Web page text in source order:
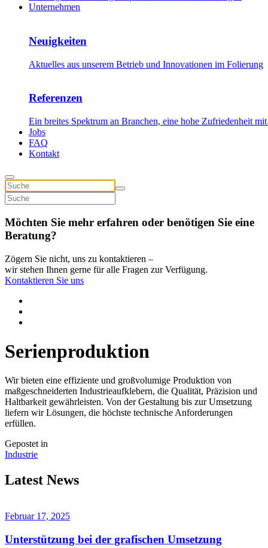
Unternehmen
Neuigkeiten
Aktuelles aus unserem Betrieb und Innovationen im Folierung
Referenzen
Ein breites Spektrum an Branchen, eine hohe Zufriedenheit
Jobs
FAQ
Kontakt
Möchten Sie mehr erfahren oder benötigen Sie eine
Beratung?
Zögern Sie nicht, uns zu kontaktieren –
wir stehen Ihnen gerne für alle Fragen zur Verfügung.
Kontaktieren Sie uns
Serienproduktion
Wir bieten eine effiziente und großvolumige Produktion von
maßgeschneiderten Industrieaufklebern, die Qualität, Präzision und
Haltbarkeit gewährleisten. Von der Gestaltung bis zur Umsetzung
liefern wir Lösungen, die höchste technische Anforderungen
erfüllen.
Gepostet in
Industrie
Latest News
Februar 17, 2025
Unterstützung bei der grafischen Umsetzung